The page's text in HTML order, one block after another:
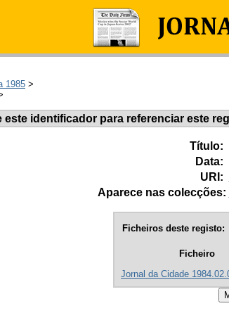
1985 >
este identificador para referenciar este
Título:
Data:
URI:
Aparece nas colecções:
Ficheiros deste registo:
Ficheiro
Jornal da Cidade